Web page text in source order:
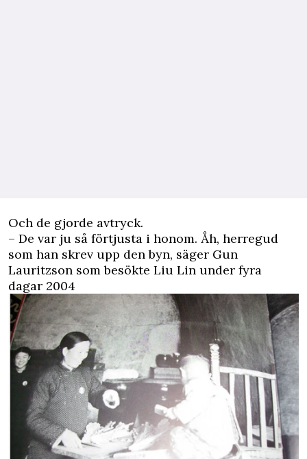
Och de gjorde avtryck.
– De var ju så förtjusta i honom. Åh, herregud
som han skrev upp den byn, säger Gun
Lauritzson som besökte Liu Lin under fyra
dagar 2004